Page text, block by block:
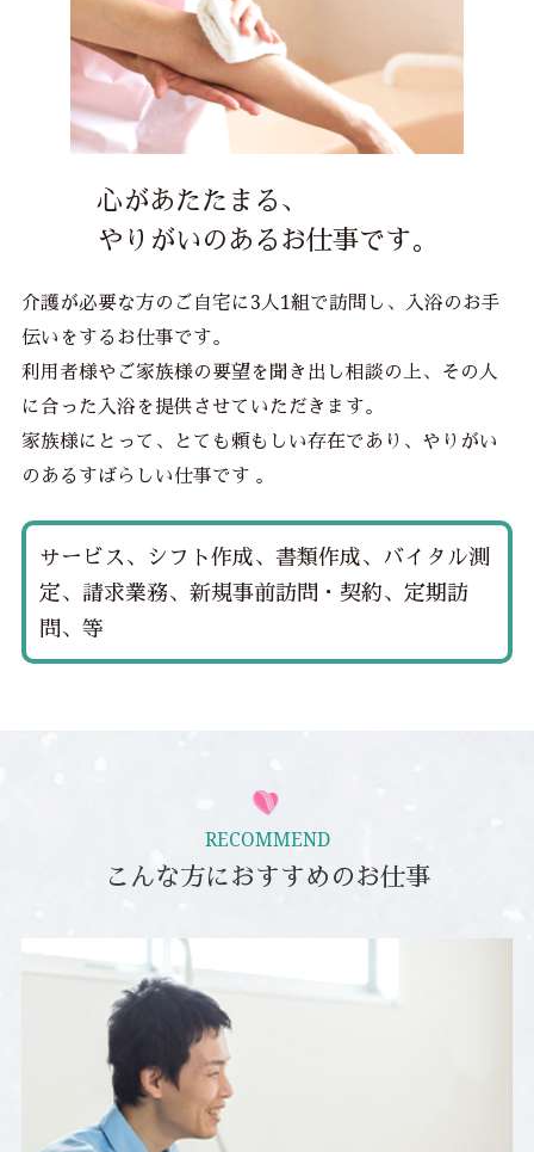
心があたたまる、
やりがいのあるお仕事です。
介護が必要な方のご自宅に3人1組で訪問し、入浴のお手
伝いをするお仕事です。
利用者様やご家族様の要望を聞き出し相談の上、その人
に合った入浴を提供させていただきます。
家族様にとって、とても頼もしい存在であり、やりがい
のあるすばらしい仕事です 。
サービス、シフト作成、書類作成、バイタル測
定、請求業務、新規事前訪問・契約、定期訪
問、等
RECOMMEND
こんな方におすすめのお仕事